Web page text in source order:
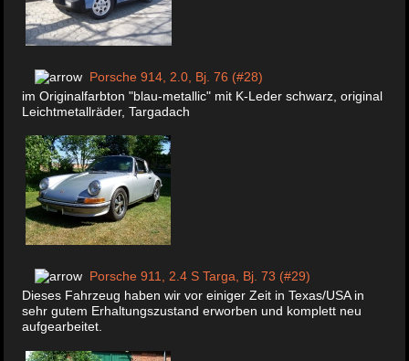
Porsche 914, 2.0, Bj. 76 (#28)
im Originalfarbton "blau-metallic" mit K-Leder schwarz, original
Leichtmetallräder, Targadach
Porsche 911, 2.4 S Targa, Bj. 73 (#29)
Dieses Fahrzeug haben wir vor einiger Zeit in Texas/USA in
sehr gutem Erhaltungszustand erworben und komplett neu
aufgearbeitet.